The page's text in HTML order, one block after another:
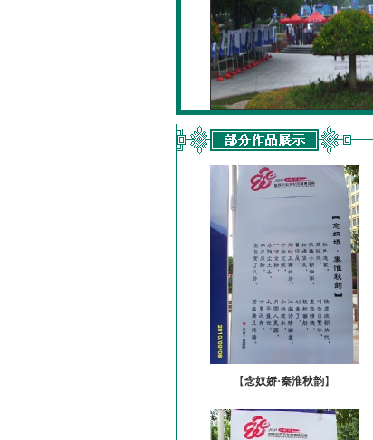
【念奴娇·秦淮秋韵】